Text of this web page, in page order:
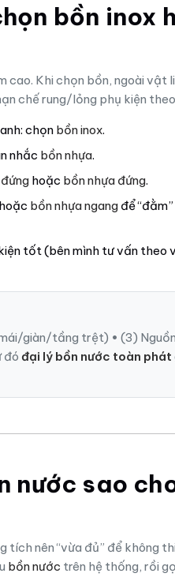
bồn inox
cao. Khi chọn bồn, ngoài vật
chế rung/lỏng phụ kiện
chọn bồn inox.
nhắc bồn nhựa.
hoặc bồn nhựa đứng.
hoặc bồn nhựa ngang để
tốt (bên mình tư vấn theo
giàn/tầng trệt) • (3)
đó đại lý bồn nước toàn phát
nước sao
tích nên “vừa đủ” để không
bồn nước trên hệ thống, rồi